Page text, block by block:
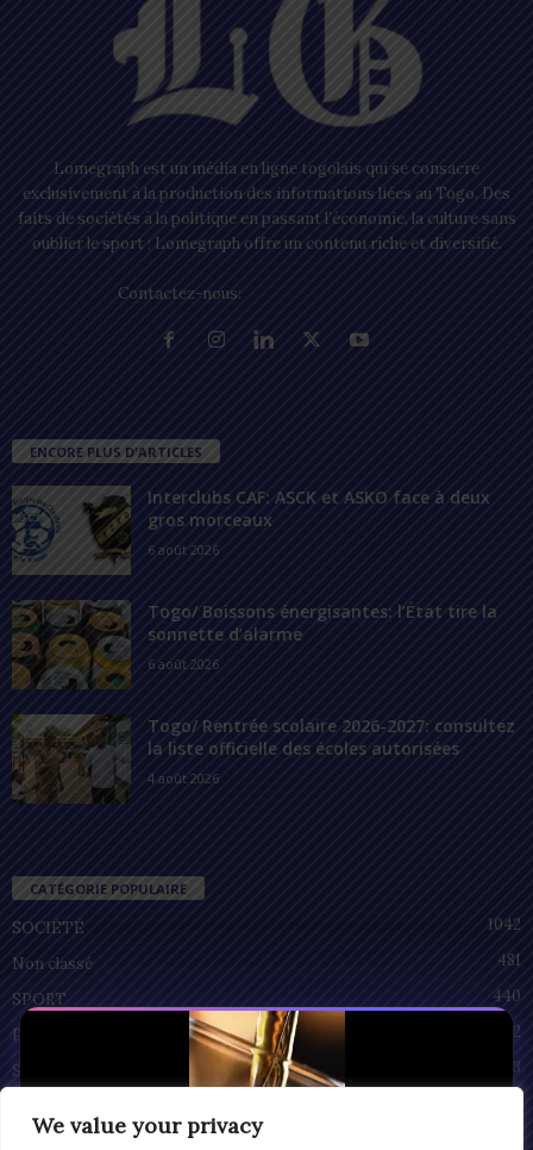
We value your privacy
Lomegraph est un média en ligne togolais qui se consacre
exclusivement à la production des informations liées au Togo. Des
faits de sociétés à la politique en passant l’économie, la culture sans
oublier le sport ; Lomegraph offre un contenu riche et diversifié.
Contactez-nous:
ENCORE PLUS D'ARTICLES
Interclubs CAF: ASCK et ASKO face à deux
gros morceaux
6 août 2026
Togo/ Boissons énergisantes: l’État tire la
sonnette d’alarme
6 août 2026
Togo/ Rentrée scolaire 2026-2027: consultez
la liste officielle des écoles autorisées
4 août 2026
CATÉGORIE POPULAIRE
SOCIÉTÉ
1042
Non classé
481
SPORT
440
POLITIQUE
212
SANTÉ
93